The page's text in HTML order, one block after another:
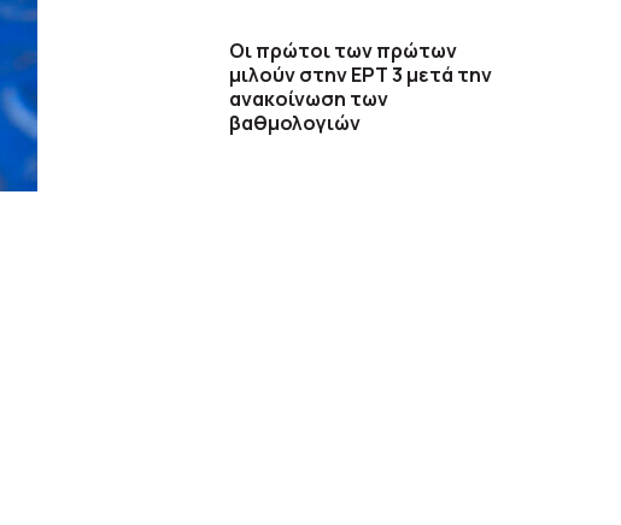
Οι πρώτοι των πρώτων
μιλούν στην ΕΡΤ 3 μετά την
ανακοίνωση των
βαθμολογιών